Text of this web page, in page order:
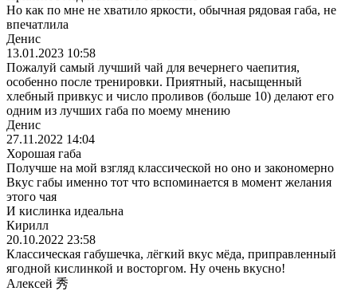
Но как по мне не хватило яркости, обычная рядовая габа, не
впечатлила
Денис
13.01.2023 10:58
Пожалуй самый лучший чай для вечернего чаепития,
особенно после тренировки. Приятный, насыщенный
хлебный привкус и число проливов (больше 10) делают его
одним из лучших габа по моему мнению
Денис
27.11.2022 14:04
Хорошая габа
Получше на мой взгляд классической но оно и закономерно
Вкус габы именно тот что вспоминается в момент желания
этого чая
И кислинка идеальна
Кирилл
20.10.2022 23:58
Классическая габушечка, лёгкий вкус мёда, приправленный
ягодной кислинкой и восторгом. Ну очень вкусно!
Алексей 秀